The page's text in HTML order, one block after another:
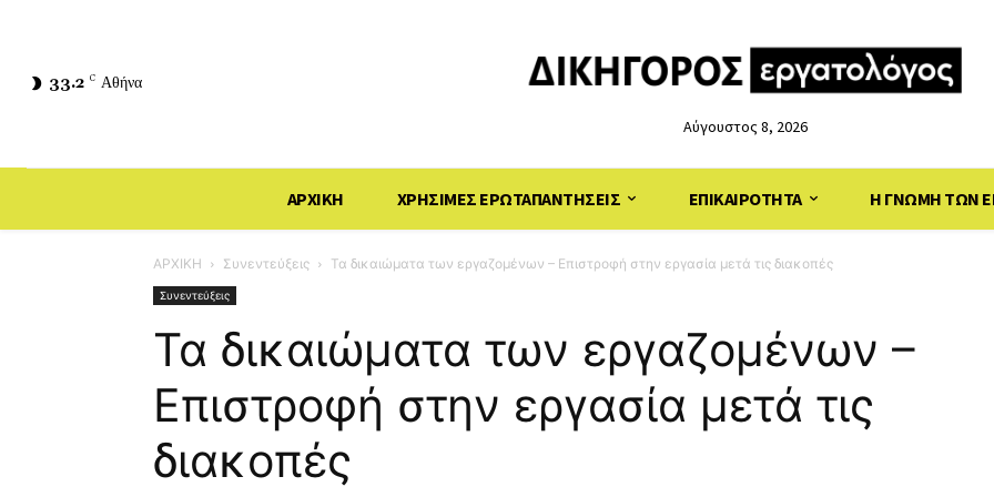
33.2 C Αθήνα
Αύγουστος 8, 2026
ΑΡΧΙΚΗ ΧΡΗΣΙΜΕΣ ΕΡΩΤΑΠΑΝΤΗΣΕΙΣ ΕΠΙΚΑΙΡΟΤΗΤΑ Η ΓΝΩΜΗ ΤΩΝ
ΑΡΧΙΚΗ Συνεντεύξεις Τα δικαιώματα των εργαζομένων – Επιστροφή στην εργασία μετά τις διακοπές
Συνεντεύξεις
Τα δικαιώματα των εργαζομένων –
Επιστροφή στην εργασία μετά τις
διακοπές